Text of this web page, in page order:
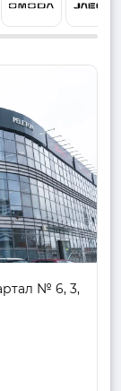
№ 6, 3,